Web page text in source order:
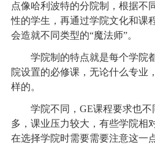
点像哈利波特的分院制，根据不
性的学生，再通过学院文化和课
会造就不同类型的“魔法师”。
学院制的特点就是每个学院都
院设置的必修课，无论什么专业
样的。
学院不同，GE课程要求也不
多，课业压力较大，有些学院相
在选择学院时需要需要注意这一点